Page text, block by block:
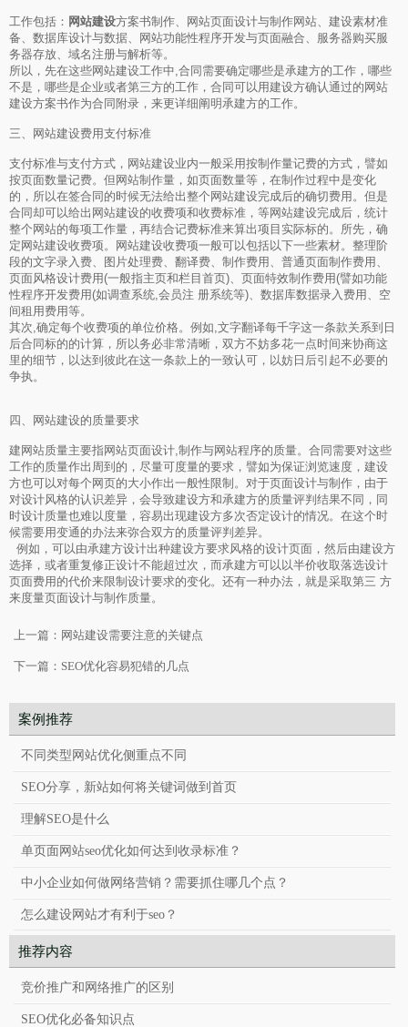
工作包括： 网站建设方案书制作、网站页面设计与制作网站、建设素材准
备、数据库设计与数据、网站功能性程序开发与页面融合、服务器购买服
务器存放、域名注册与解析等。
所以，先在这些网站建设工作中,合同需要确定哪些是承建方的工作，哪些
不是，哪些是企业或者第三方的工作，合同可以用建设方确认通过的网站
建设方案书作为合同附录，来更详细阐明承建方的工作。
三、网站建设费用支付标准
支付标准与支付方式，网站建设业内一般采用按制作量记费的方式，譬如
按页面数量记费。但网站制作量，如页面数量等，在制作过程中是变化
的，所以在签合同的时候无法给出整个网站建设完成后的确切费用。但是
合同却可以给出网站建设的收费项和收费标准，等网站建设完成后，统计
整个网站的每项工作量，再结合记费标准来算出项目实际标的。所先，确
定网站建设收费项。网站建设收费项一般可以包括以下一些素材。整理阶
段的文字录入费、图片处理费、翻译费、制作费用、普通页面制作费用、
页面风格设计费用(一般指主页和栏目首页)、页面特效制作费用(譬如功能
性程序开发费用(如调查系统,会员注 册系统等)、数据库数据录入费用、空
间租用费用等。
其次,确定每个收费项的单位价格。例如,文字翻译每千字这一条款关系到日
后合同标的的计算，所以务必非常清晰，双方不妨多花一点时间来协商这
里的细节，以达到彼此在这一条款上的一致认可，以妨日后引起不必要的
争执。
四、网站建设的质量要求
建网站质量主要指网站页面设计,制作与网站程序的质量。合同需要对这些
工作的质量作出周到的，尽量可度量的要求，譬如为保证浏览速度，建设
方也可以对每个网页的大小作出一般性限制。对于页面设计与制作，由于
对设计风格的认识差异，会导致建设方和承建方的质量评判结果不同，同
时设计质量也难以度量，容易出现建设方多次否定设计的情况。在这个时
候需要用变通的办法来弥合双方的质量评判差异。
例如，可以由承建方设计出种建设方要求风格的设计页面，然后由建设方
选择，或者重复修正设计不能超过次，而承建方可以以半价收取落选设计
页面费用的代价来限制设计要求的变化。还有一种办法，就是采取第三 方
来度量页面设计与制作质量。
上一篇： 网站建设需要注意的关键点
下一篇： SEO优化容易犯错的几点
案例推荐
不同类型网站优化侧重点不同
SEO分享，新站如何将关键词做到首页
理解SEO是什么
单页面网站seo优化如何达到收录标准？
中小企业如何做网络营销？需要抓住哪几个点？
怎么建设网站才有利于seo？
推荐内容
竞价推广和网络推广的区别
SEO优化必备知识点